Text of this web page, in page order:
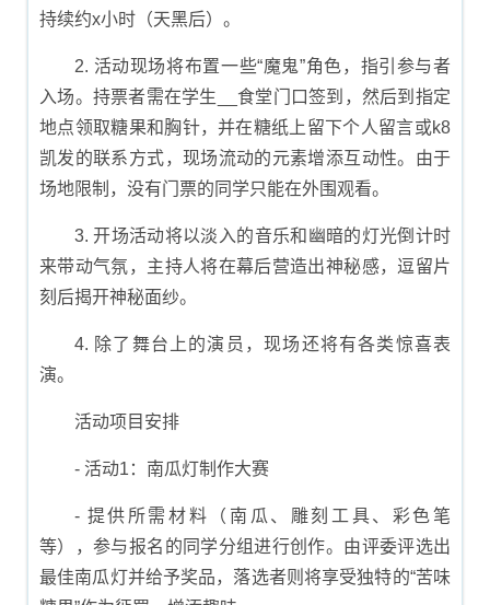
持续约x小时（天黑后）。
2. 活动现场将布置一些“魔鬼”角色，指引参与者
入场。持票者需在学生__食堂门口签到，然后到指定
地点领取糖果和胸针，并在糖纸上留下个人留言或k8
凯发的联系方式，现场流动的元素增添互动性。由于
场地限制，没有门票的同学只能在外围观看。
3. 开场活动将以淡入的音乐和幽暗的灯光倒计时
来带动气氛，主持人将在幕后营造出神秘感，逗留片
刻后揭开神秘面纱。
4. 除了舞台上的演员，现场还将有各类惊喜表
演。
活动项目安排
- 活动1：南瓜灯制作大赛
- 提供所需材料（南瓜、雕刻工具、彩色笔
等），参与报名的同学分组进行创作。由评委评选出
最佳南瓜灯并给予奖品，落选者则将享受独特的“苦味